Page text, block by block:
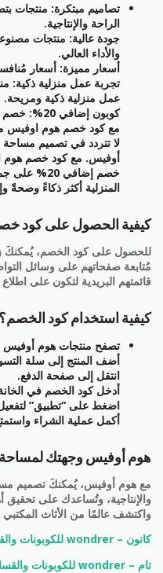
تصاميم مبتكرة: منتجات
الراحة والإنتاجية.
جودة عالية: منتجات
والأداء العالي.
أسعار مميزة: أسعار
تجربة عمل منزلية ذكية:
عمل منزلية ذكية ومريحة.
كوبون إضافي 20%: خصم إضافي عند استخدام كود الخصم .
مع كود خصم هوم اوفيس
لا تتردد في تصميم مساحة
أوفيس. مع كود خصم هوم
خصم إضافي
المنزلية أكثر ذكاءً وصحةً
كيفية الحصول على كود
للحصول على كود الخصم، يُمكنكَ
مُتابعة صفحاتهم على وسائل
قائمتهم البريدية لتكون على
كيفية استخدام كود الخصم؟
تصفح منتجات هوم أوفيس
أضف المنتج إلى سلة
انتقل إلى صفحة الدفع.
أدخل كود الخصم في
اضغط على “تطبيق”
أكمل عملية الشراء واستمتع بتوفير 20%
هوم أوفيس وجهتك لمساحة
مع هوم أوفيس، يُمكنكَ تصميم
والإنتاجية، وتُساعدك على تحقيق
واكتشف عالمًا من الأثاث
كانون – wondrer للكوبونات والقسائم
تام – wondrer للكوبونات والقسائم